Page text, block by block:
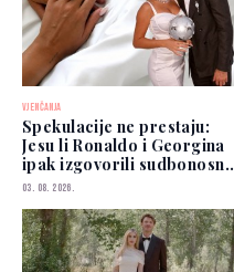
VJENČANJA
Spekulacije ne prestaju:
Jesu li Ronaldo i Georgina
ipak izgovorili sudbonosno
"da"?
03. 08. 2026.